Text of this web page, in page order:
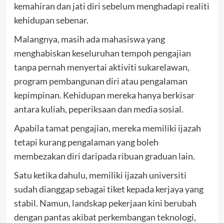
kemahiran dan jati diri sebelum menghadapi realiti
kehidupan sebenar.
Malangnya, masih ada mahasiswa yang
menghabiskan keseluruhan tempoh pengajian
tanpa pernah menyertai aktiviti sukarelawan,
program pembangunan diri atau pengalaman
kepimpinan. Kehidupan mereka hanya berkisar
antara kuliah, peperiksaan dan media sosial.
Apabila tamat pengajian, mereka memiliki ijazah
tetapi kurang pengalaman yang boleh
membezakan diri daripada ribuan graduan lain.
Satu ketika dahulu, memiliki ijazah universiti
sudah dianggap sebagai tiket kepada kerjaya yang
stabil. Namun, landskap pekerjaan kini berubah
dengan pantas akibat perkembangan teknologi,